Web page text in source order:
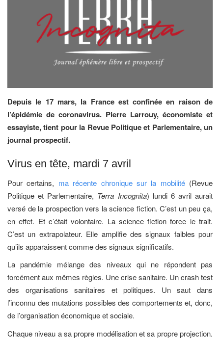
Depuis le 17 mars, la France est confinée en raison de
l’épidémie de coronavirus. Pierre Larrouy, économiste et
essayiste, tient pour la Revue Politique et Parlementaire, un
journal prospectif.
Virus en tête, mardi 7 avril
Pour certains, ma récente chronique sur la mobilité(Revue
Politique et Parlementaire, Terra Incognita) lundi 6 avril aurait
versé de la prospection vers la science fiction. C’est un peu ça,
en effet. Et c’était volontaire. La science fiction force le trait.
C’est un extrapolateur. Elle amplifie des signaux faibles pour
qu’ils apparaissent comme des signaux significatifs.
La pandémie mélange des niveaux qui ne répondent pas
forcément aux mêmes règles. Une crise sanitaire. Un crash test
des organisations sanitaires et politiques. Un saut dans
l’inconnu des mutations possibles des comportements et, donc,
de l’organisation économique et sociale.
Chaque niveau a sa propre modélisation et sa propre projection.